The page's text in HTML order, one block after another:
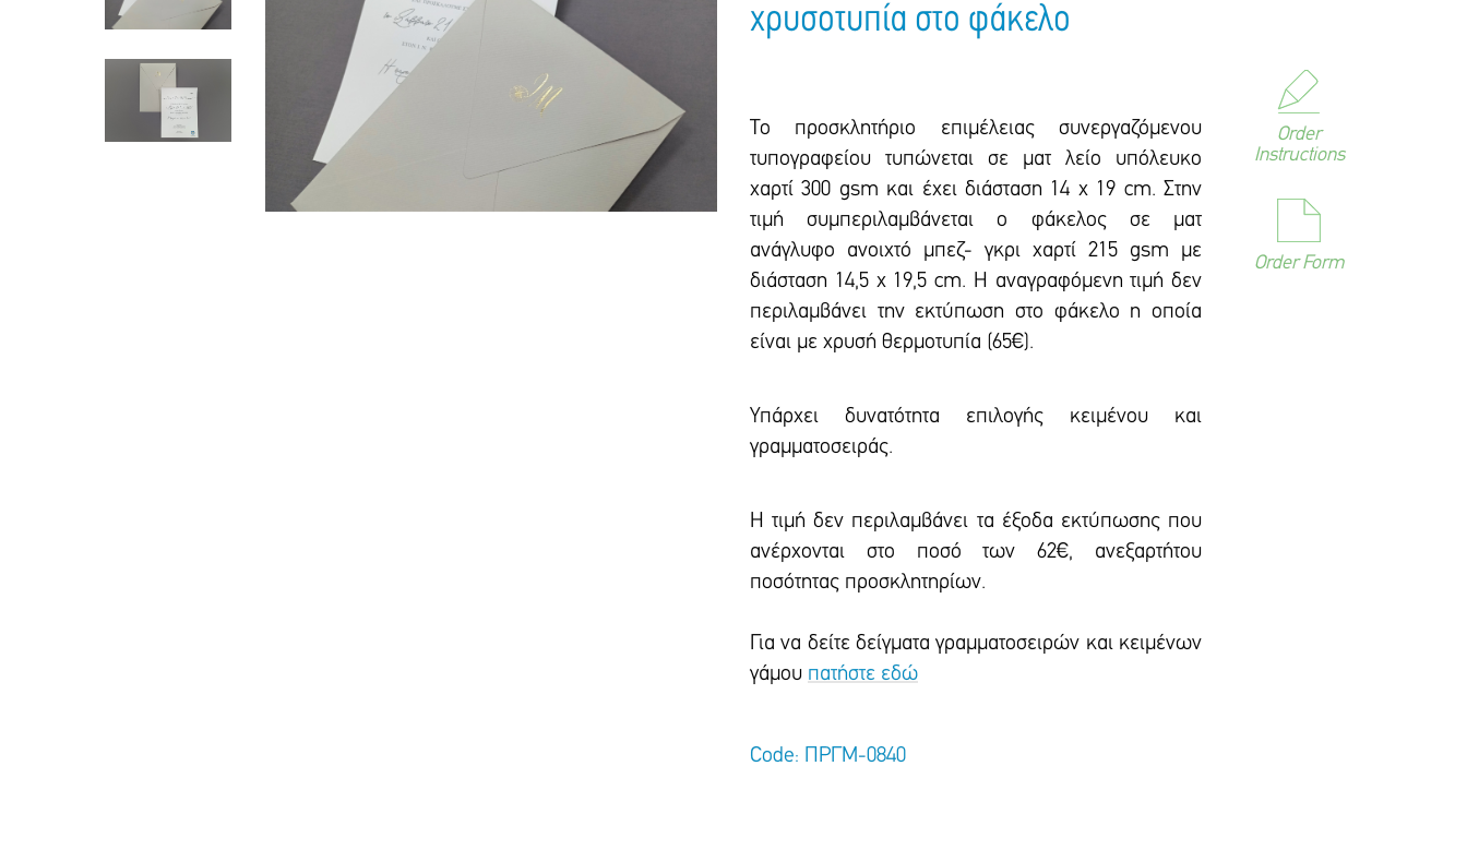
χρυσοτυπία στο φάκελο
Το προσκλητήριο επιμέλειας συνεργαζόμενου
τυπογραφείου τυπώνεται σε ματ λείο υπόλευκο
χαρτί 300 gsm και έxει διάσταση 14 x 19 cm. Στην
τιμή συμπεριλαμβάνεται ο φάκελος σε ματ
ανάγλυφο ανοιχτό μπεζ- γκρι χαρτί 215 gsm με
διάσταση 14,5 x 19,5 cm. Η αναγραφόμενη τιμή δεν
περιλαμβάνει την εκτύπωση στο φάκελο η οποία
είναι με χρυσή θερμοτυπία (65€).
Υπάρxει δυνατότητα επιλογής κειμένου και
γραμματοσειράς.
Η τιμή δεν περιλαμβάνει τα έξοδα εκτύπωσης που
ανέρχονται στο ποσό των 62€, ανεξαρτήτου
ποσότητας προσκλητηρίων.
Για να δείτε δείγματα γραμματοσειρών και κειμένων
γάμου πατήστε εδώ
Code: ΠΡΓΜ-0840
Order
Instructions
Order Form